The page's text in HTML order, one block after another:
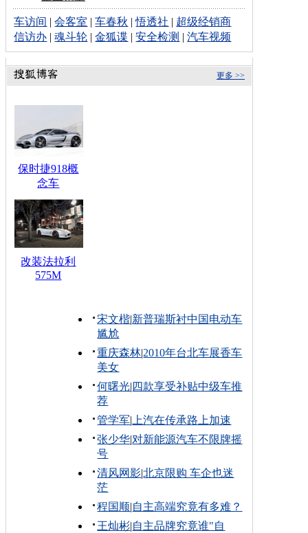
车访间 |会客室 |车春秋 |悟透社 | 超级经销商
信访办 |魂斗轮 |金狐谍 |安全检测 |汽车视频
更多 >>
保时捷918概
念车
改装法拉利
575M
宋文楷|新普瑞斯衬中国电动车
尴尬
重庆森林|2010年台北车展香车
美女
何曙光| 四款享受补贴中级车推
荐
管学军| 上汽在传承路上加速
张少华|对新能源汽车不限牌摇
号
清风网影|北京限购 车企也迷
茫
程国顺|自主高端究竟有多难？
王灿彬|自主品牌究竟谁"自